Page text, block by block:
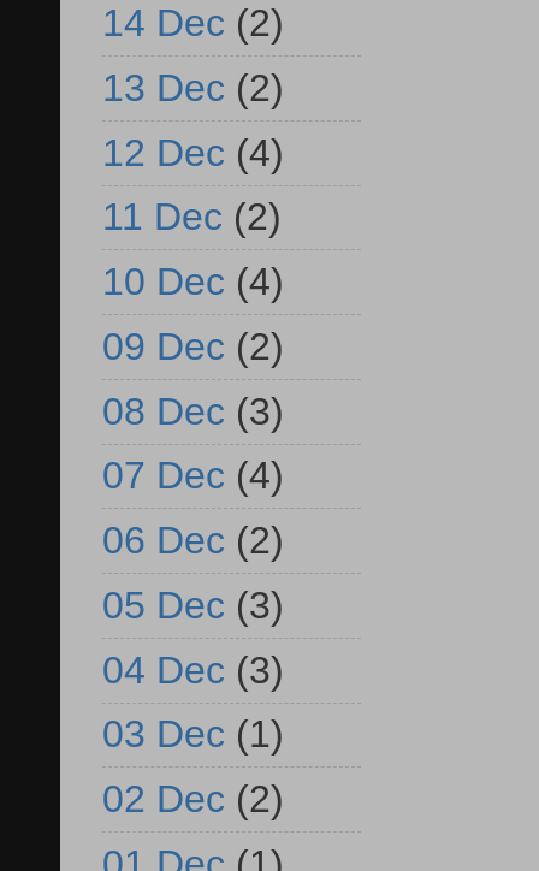
14 Dec (2)
13 Dec (2)
12 Dec (4)
11 Dec (2)
10 Dec (4)
09 Dec (2)
08 Dec (3)
07 Dec (4)
06 Dec (2)
05 Dec (3)
04 Dec (3)
03 Dec (1)
02 Dec (2)